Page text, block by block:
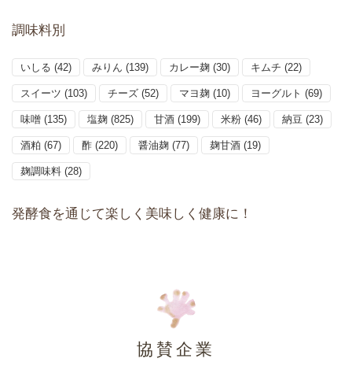
調味料別
いしる (42) みりん (139) カレー麹 (30) キムチ (22)
スイーツ (103) チーズ (52) マヨ麹 (10) ヨーグルト (69)
味噌 (135) 塩麹 (825) 甘酒 (199) 米粉 (46) 納豆 (23)
酒粕 (67) 酢 (220) 醤油麹 (77) 麹甘酒 (19)
麹調味料 (28)
発酵食を通じて楽しく美味しく健康に！
協賛企業